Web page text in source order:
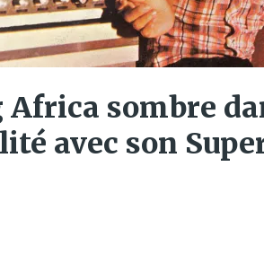
Africa sombre
avec son